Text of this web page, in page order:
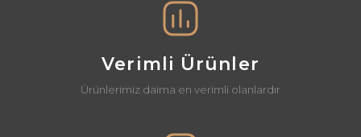
Verimli Ürünler
Ürünlerimiz daima en verimli olanlardır